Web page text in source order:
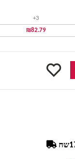
3+
₪82.79